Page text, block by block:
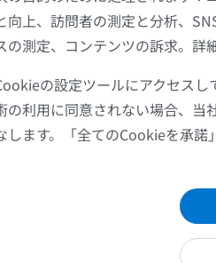
髄動脈
動脈枝
ンパ管
こ
手
MRI
肘
MRI
手
MRI
向上、訪問者の測定と分析、
の測定、コンテンツの訴求。詳
の設定ツールにアクセス
の利用に同意されない場合、当
します。「全てのCookieを承諾